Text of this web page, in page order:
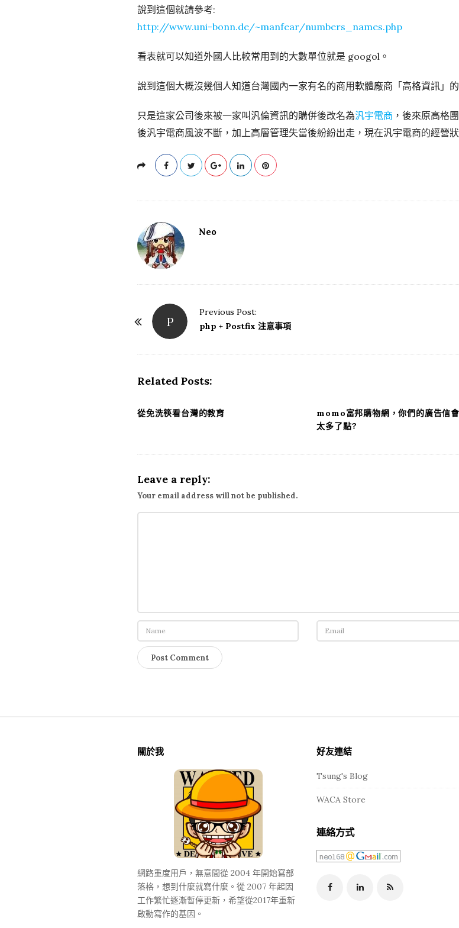
說到這個就請參考:
http://www.uni-bonn.de/~manfear/numbers_names.php
看表就可以知道外國人比較常用到的大數單位就是 googol。
說到這個大概沒幾個人知道台灣國內一家有名的商用軟體廠商「高格資訊」
只是這家公司後來被一家叫汎倫資訊的購併後改名為汎宇電商 ，後來原高格
後汎宇電商風波不斷，加上高層管理失當後紛紛出走，現在汎宇電商的經營
Neo
P
P
Previous Post:
php + Postfix 注意事項
Related Posts:
從免洗筷看台灣的教育
momo富邦購物網，你們的廣告信
太多了點?
Leave a reply:
Your email address will not be published.
關於我
網路重度用戶，無意間從 2004 年開始寫部
落格，想到什麼就寫什麼。從 2007 年起因
工作繁忙逐漸暫停更新，希望從2017年重新
啟動寫作的基因。
好友連結
Tsung's Blog
WACA Store
連絡方式